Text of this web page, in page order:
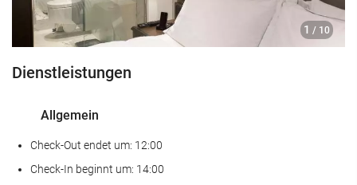
1 / 10
Dienstleistungen
Allgemein
Check-Out endet um: 12:00
Check-In beginnt um: 14:00